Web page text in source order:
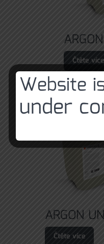
Čtěte více
ARGON
Čtěte více
Website
under